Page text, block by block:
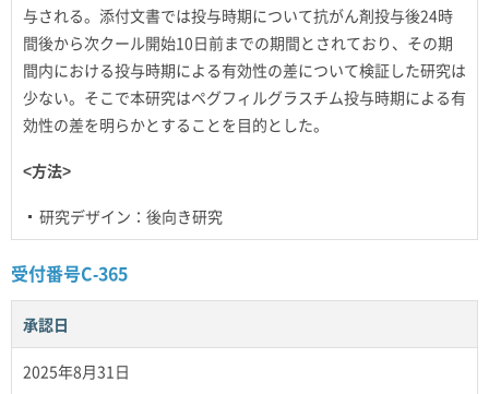
与される。添付文書では投与時期について抗がん剤投与後24時
間後から次クール開始10日前までの期間とされており、その期
間内における投与時期による有効性の差について検証した研究は
少ない。そこで本研究はペグフィルグラスチム投与時期による有
効性の差を明らかとすることを目的とした。
<方法>
研究デザイン：後向き研究
受付番号C-365
承認日
2025年8月31日